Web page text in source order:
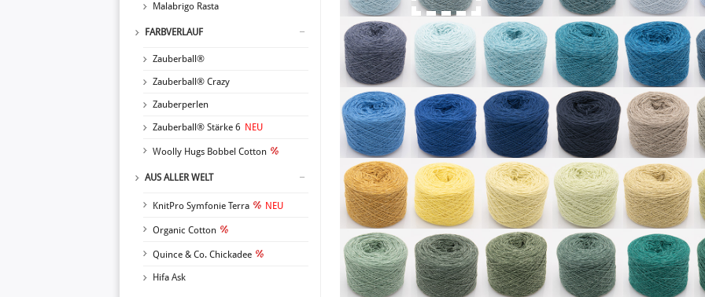
Malabrigo Rasta
FARBVERLAUF
Zauberball®
Zauberball® Crazy
Zauberperlen
Zauberball® Stärke 6 NEU
Woolly Hugs Bobbel Cotton
AUS ALLER WELT
KnitPro Symfonie Terra NEU
Organic Cotton
Quince & Co. Chickadee
Hifa Ask